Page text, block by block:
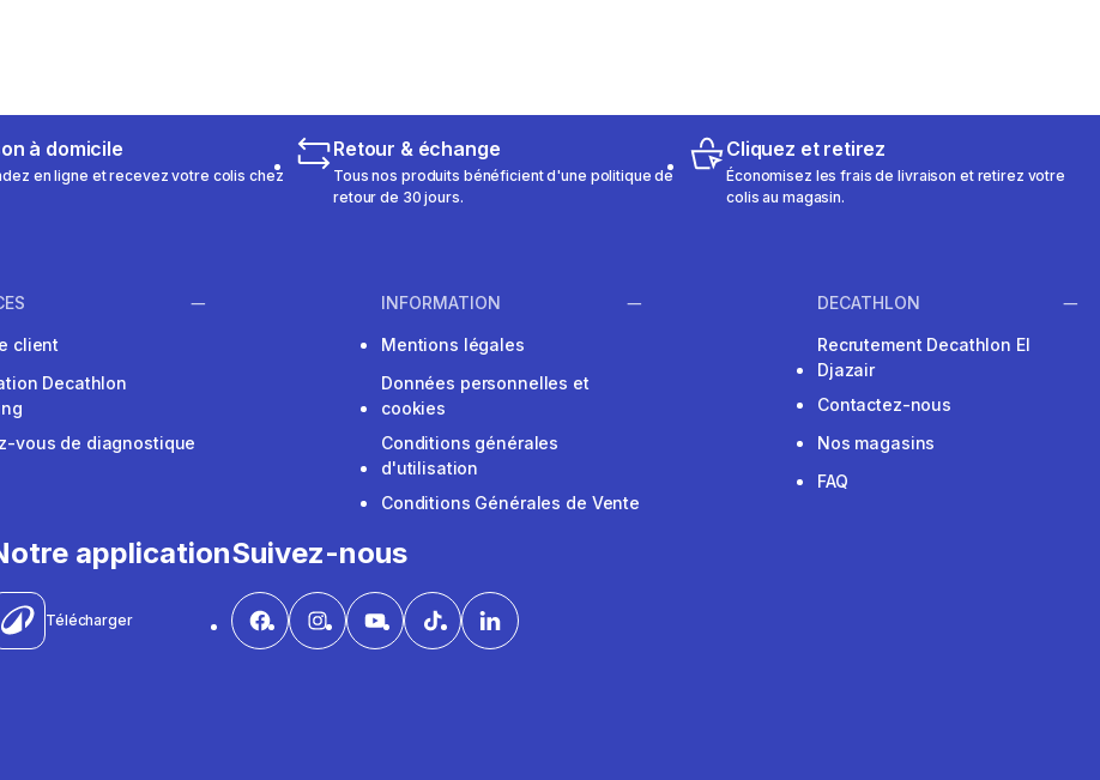
à domicile
en ligne et recevez votre colis chez
Retour & échange
Tous nos produits bénéficient d'une politique de
retour de 30 jours.
Cliquez et retirez
Économisez les frais de livraison et retirez votre
colis au magasin.
client
Decathlon
vous de diagnostique
INFORMATION
Mentions légales
Données personnelles et
cookies
Conditions générales
d'utilisation
Conditions Générales de Vente
DECATHLON
Recrutement Decathlon El
Djazair
Contactez-nous
Nos magasins
FAQ
application
Télécharger
Suivez-nous